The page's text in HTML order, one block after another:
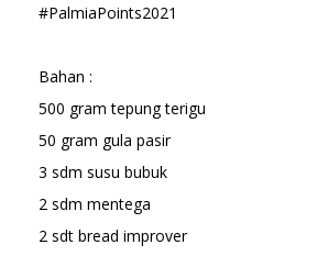
#PalmiaPoints2021
Bahan :
500 gram tepung terigu
50 gram gula pasir
3 sdm susu bubuk
2 sdm mentega
2 sdt bread improver